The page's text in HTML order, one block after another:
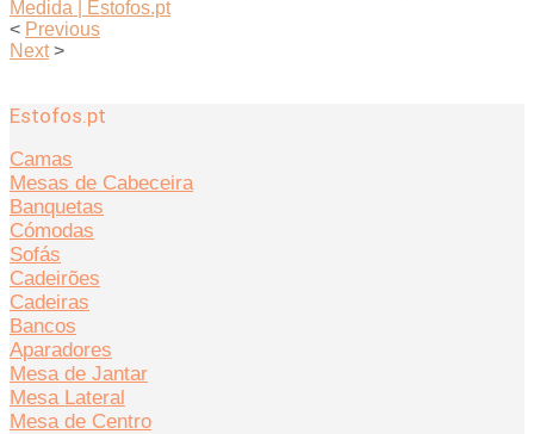
Medida | Estofos.pt
< Previous
Next >
Estofos.pt
Camas
Mesas de Cabeceira
Banquetas
Cómodas
Sofás
Cadeirões
Cadeiras
Bancos
Aparadores
Mesa de Jantar
Mesa Lateral
Mesa de Centro